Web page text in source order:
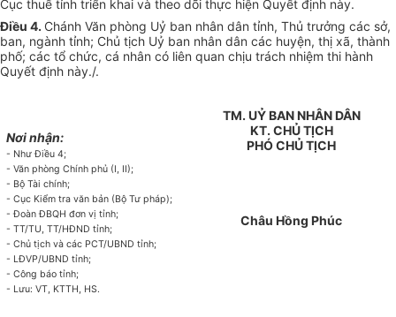
Cục thuế tỉnh triển khai và theo dõi thực hiện Quyết định này.
Điều 4. Chánh Văn phòng Uỷ ban nhân dân tỉnh, Thủ trưởng các sở,
ban, ngành tỉnh; Chủ tịch Uỷ ban nhân dân các huyện, thị xã, thành
phố; các tổ chức, cá nhân có liên quan chịu trách nhiệm thi hành
Quyết định này./.
Nơi nhận:
- Như Điều 4;
- Văn phòng Chính phủ (I, II);
- Bộ Tài chính;
- Cục Kiểm tra văn bản (Bộ Tư pháp);
- Đoàn ĐBQH đơn vị tỉnh;
- TT/TU, TT/HĐND tỉnh;
- Chủ tịch và các PCT/UBND tỉnh;
- LĐVP/UBND tỉnh;
- Công báo tỉnh;
- Lưu: VT, KTTH, HS.
TM. UỶ BAN NHÂN DÂN
KT. CHỦ TỊCH
PHÓ CHỦ TỊCH
Châu Hồng Phúc